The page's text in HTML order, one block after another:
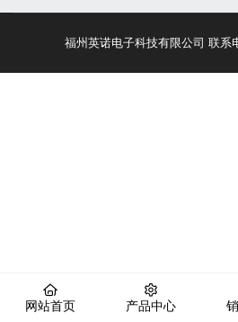
福州英诺电子科技有限公司 联系
网站首页 产品中心